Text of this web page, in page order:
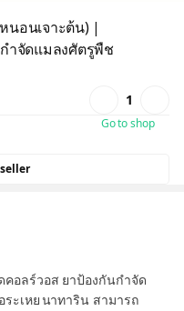
นอนเจาะต้น) |
ำจัดแมลงศัตรูพืช
1
Go to shop
อลร์วอส ยาป้องกันกำจัด
ะเหย นาทาริน สามารถ